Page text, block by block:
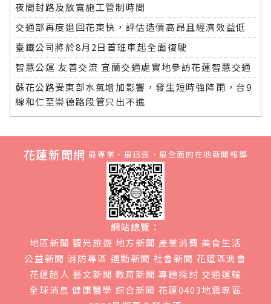
夜間封路及放寬施工管制時間
交通部再度退回花東快，評估造價高昂且經濟效益低
臺鐵公司將於8月2日首班車起全面復駛
智慧公運 友善交流 宜蘭交通處實地參訪花蓮智慧交通
蘇花公路受東部水氣增加影響，發生短時強降雨，台9
線和仁至崇德路段管只出不進
花蓮新聞網 最專業、最迅速、最全面的在地新聞報導
網站總覽：
地區新聞 觀光旅遊 地方新聞 產業消費 美食生活
公益新聞 消防專區 運動新聞 社會新聞 花蓮區漁會
花蓮超人 藝文新聞 教育新聞 專題探討 交通運輸
全球消息 健康醫學 綜合新聞 花蓮0403地震專區